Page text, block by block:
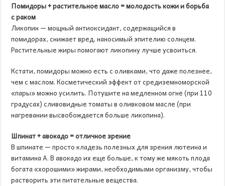
Помидоры + растительное масло = молодость кожи и борьба
с раком
Ликопин — мощный антиоксидант, содержащийся в
помидорах, снижает вред, наносимый эпителию солнцем.
Растительные жиры помогают ликопину лучше усвоиться.
Кстати, помидоры можно есть с оливками, что даже полезнее,
чем с маслом. Косметический эффект от средиземноморской
«пары» можно усилить. Потушите на медленном огне (при 110
градусах) сливовидные томаты в оливковом масле (при
нагревании высвобождается больше ликопина).
Шпинат + авокадо = отличное зрение
В шпинате — просто кладезь полезных для зрения лютеина и
витамина А. В авокадо их еще больше, к тому же мякоть плода
богата «хорошими» жирами, необходимыми организму, чтобы
растворить эти питательные вещества.